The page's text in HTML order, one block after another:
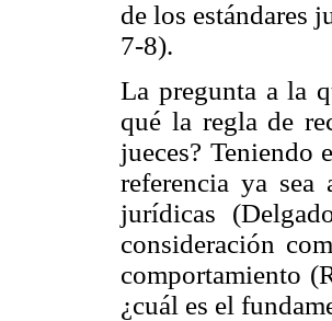
de los estándares
7-8).
La pregunta a la
qué la regla de
jueces? Teniendo
referencia ya
jurídicas
consideración
comportamiento
¿cuál es el